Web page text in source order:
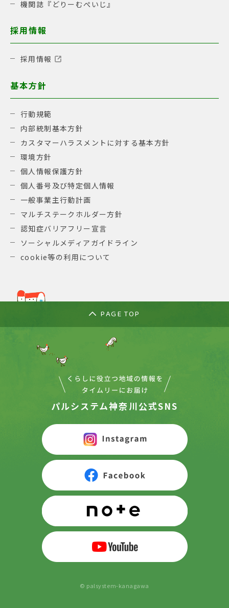
機関誌『どりーむぺいじ』
採用情報
採用情報
基本方針
行動規範
内部統制基本方針
カスタマーハラスメントに対する基本方針
環境方針
個人情報保護方針
個人番号及び特定個人情報
一般事業主行動計画
マルチステークホルダー方針
認知症バリアフリー宣言
ソーシャルメディアガイドライン
cookie等の利用について
PAGE TOP
パルシステム神奈川公式SNS
© palsystem-kanagawa